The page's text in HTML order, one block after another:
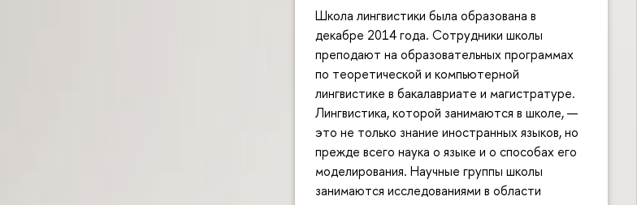
Школа лингвистики была образована в
декабре 2014 года. Сотрудники школы
преподают на образовательных программах
по теоретической и компьютерной
лингвистике в бакалавриате и магистратуре.
Лингвистика, которой занимаются в школе, —
это не только знание иностранных языков, но
прежде всего наука о языке и о способах его
моделирования. Научные группы школы
занимаются исследованиями в области